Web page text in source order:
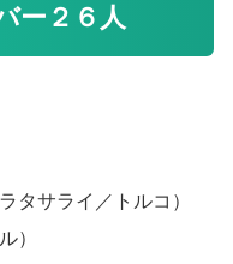
ー２６人
タサライ／トルコ）
）